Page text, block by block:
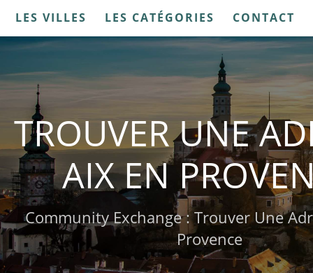
LES VILLES LES CATÉGORIES CONTACT
TROUVER UNE
AIX EN
Community Exchange : Trouver Une
Provence